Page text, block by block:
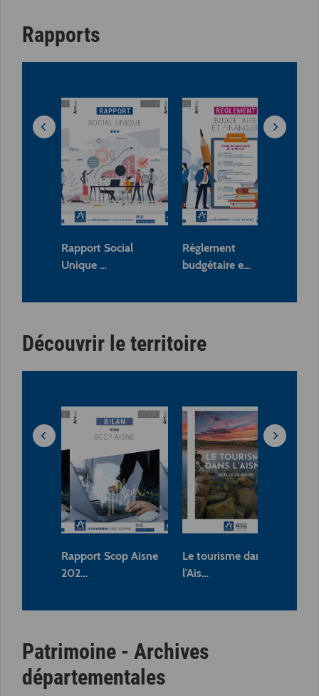
Rapports
Rapport Social
Unique …
Règlement
budgétaire e…
Découvrir le territoire
Rapport Scop Aisne
202…
Le tourisme dans
l'Ais…
Patrimoine - Archives
départementales